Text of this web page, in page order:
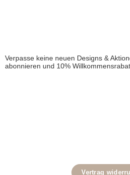
Verpasse keine neuen Designs &
abonnieren und 10%
Vertrag